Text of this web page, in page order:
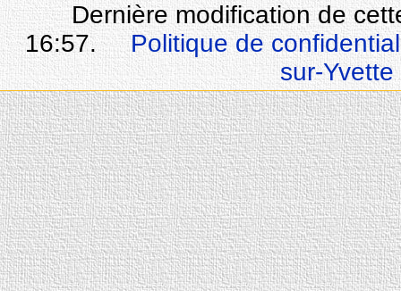
Dernière modification de
16:57.
Politique de
sur-Yvette